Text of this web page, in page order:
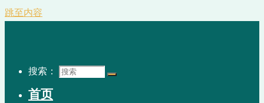
跳至内容
搜索：
首页